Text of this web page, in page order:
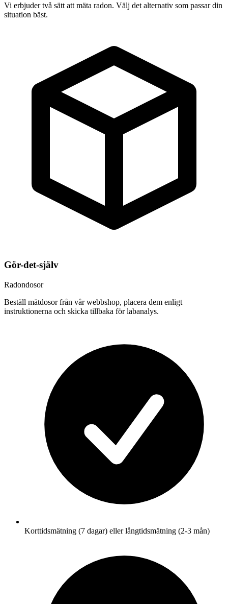
Vi erbjuder två sätt att mäta radon. Välj det alternativ som passar din
situation bäst.
Gör-det-själv
Radondosor
Beställ mätdosor från vår webbshop, placera dem enligt
instruktionerna och skicka tillbaka för labanalys.
Korttidsmätning (7 dagar) eller långtidsmätning (2-3 mån)